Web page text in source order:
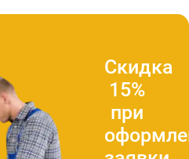
Скидка
15%
при